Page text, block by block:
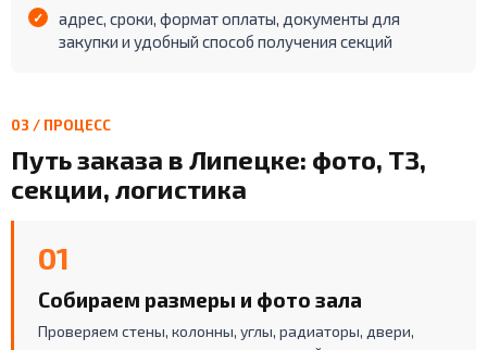
адрес, сроки, формат оплаты, документы для
закупки и удобный способ получения секций
03 / ПРОЦЕСС
Путь заказа в Липецке: фото, ТЗ,
секции, логистика
01
Собираем размеры и фото зала
Проверяем стены, колонны, углы, радиаторы, двери,